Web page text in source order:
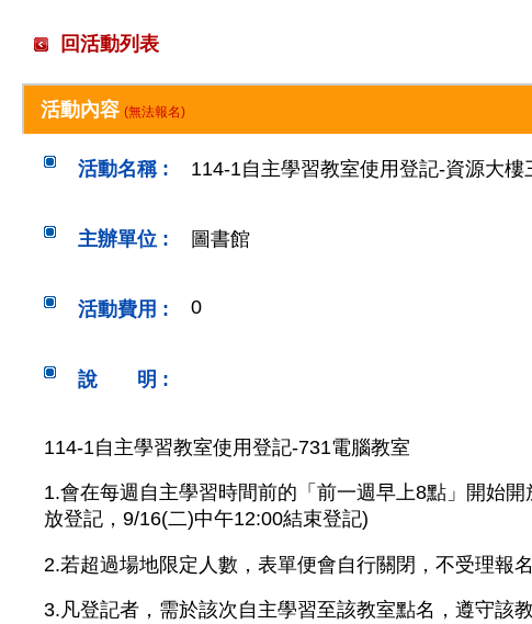
回活動列表
活動內容 (無法報名)
活動名稱 : 114-1自主學習教室使用登記-資源大樓
主辦單位 : 圖書館
活動費用 : 0
說 明 :
114-1自主學習教室使用登記-731電腦教室
1.會在每週自主學習時間前的「前一週早上8點」開始
放登記，9/16(二)中午12:00結束登記)
2.若超過場地限定人數，表單便會自行關閉，不受理報名
3.凡登記者，需於該次自主學習至該教室點名，遵守該